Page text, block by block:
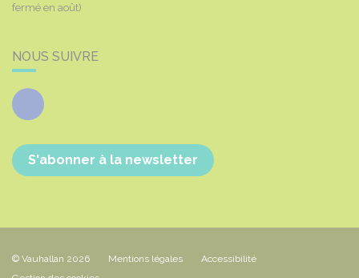
fermé en août)
NOUS SUIVRE
Facebook
S'abonner à la newsletter
© Vauhallan 2026 Mentions légales
Accessibilité